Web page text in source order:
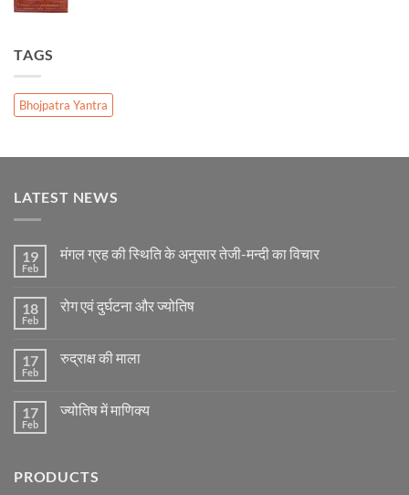
TAGS
Bhojpatra Yantra
LATEST NEWS
19
Feb
मंगल ग्रह की स्थिति के अनुसार तेजी-मन्दी का विचार
मंगल
के
अनुसार
विचार
18
Feb
रोग एवं दुर्घटना और ज्योतिष
रोग
ज्योतिष
17
Feb
रुद्राक्ष की माला
रुद्राक्ष
17
Feb
ज्योतिष में माणिक्य
में
PRODUCTS